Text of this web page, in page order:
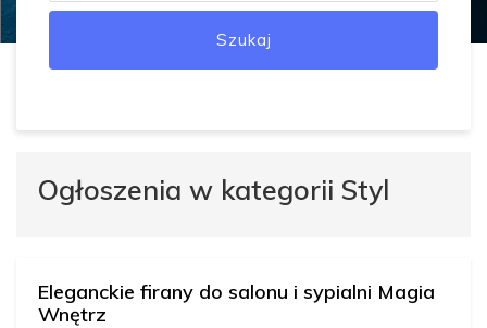
Szukaj
Ogłoszenia w kategorii Styl
Eleganckie firany do salonu i sypialni Magia
Wnętrz